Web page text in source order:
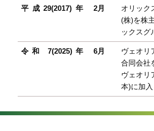
平成29(2017)年 2月
オリック
(株)を株
ックスグ
令和 7(2025)年 6月
ヴェオリ
合同会社
ヴェオリ
本)に加入